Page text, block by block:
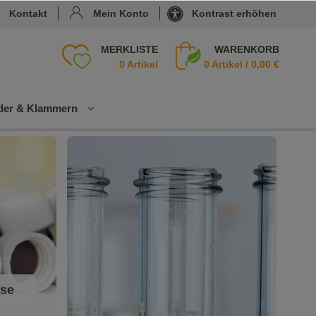
Kontakt Mein Konto Kontrast erhöhen
MERKLISTE
0 Artikel
WARENKORB
0Artikel / 0,00 €
Glasst
& Klammern